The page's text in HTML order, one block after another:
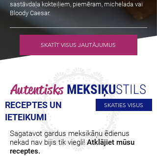
sastāvdaļa kokteiļiem, piemēram, michelada vai
Bloody Caesar.
SKATĪT VISUS JAUTĀJUMUS
Autentisks MEKSIĶUSTILS
RECEPTES UN
IETEIKUMI
SKATIES VISUS
Sagatavot gardus meksikāņu ēdienus
nekad nav bijis tik viegli! Atklājiet mūsu
receptes.